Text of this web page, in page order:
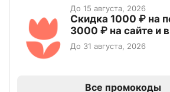
До 15 августа, 2026
Скидка 1000 ₽ на
3000 ₽ на сайте и
До 31 августа, 2026
Все промокоды